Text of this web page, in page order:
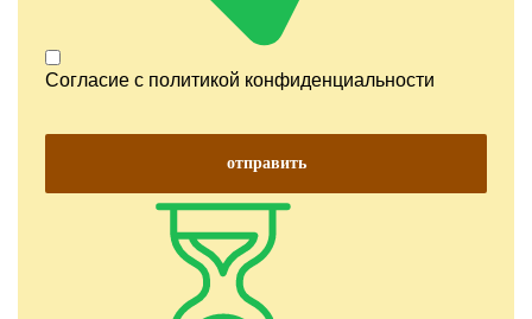
Согласие с политикой конфиденциальности
отправить